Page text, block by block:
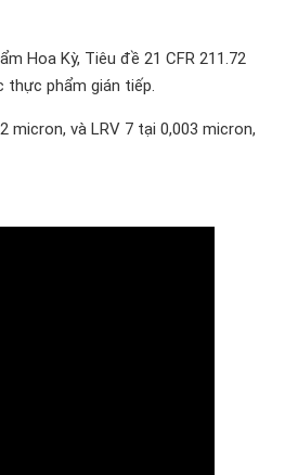
Hoa Kỳ, Tiêu đề 21 CFR 211.72
thực phẩm gián tiếp.
micron, và LRV 7 tại 0,003 micron,